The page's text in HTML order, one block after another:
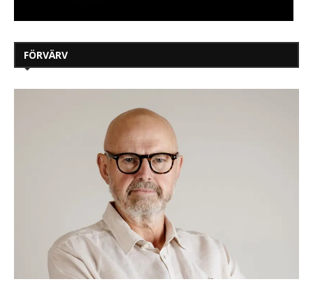
FÖRVÄRV